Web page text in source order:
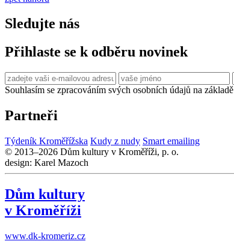
Sledujte nás
Přihlaste se k odběru novinek
Souhlasím se zpracováním svých osobních údajů na základě
Partneři
Týdeník Kroměřížska Kudy z nudy Smart emailing
© 2013–2026 Dům kultury v Kroměříži, p. o.
design: Karel Mazoch
Dům kultury
v Kroměříži
www.dk-kromeriz.cz